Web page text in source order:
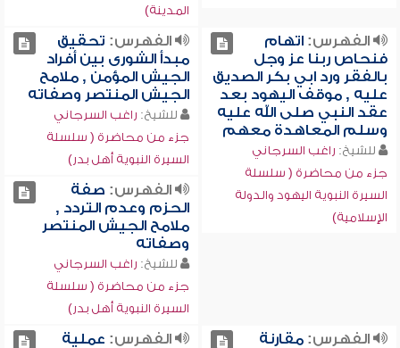
المدينة)
الفهرس:اتهام
فنحاص ربنا عز وجل
بالفقر ورد ابي بكر الصديق
عليه , موقف اليهود بعد
عقد النبي صلى الله عليه
وسلم المعاهدة معهم
للشيخ: راغب السرجاني
جزء من محاضرة ( سلسلة
السيرة النبوية اليهود والدولة
الإسلامية)
الفهرس: تحقيق
مبدأ الشورى بين أفراد
الجيش المؤمن , ملامح
الجيش المنتصر وصفاته
للشيخ: راغب السرجاني
جزء من محاضرة ( سلسلة
السيرة النبوية أهل بدر)
الفهرس: صفة
الحزم وعدم التردد ,
ملامح الجيش المنتصر
وصفاته
للشيخ: راغب السرجاني
جزء من محاضرة ( سلسلة
السيرة النبوية أهل بدر)
الفهرس:مقارنة
الفهرس: عملية